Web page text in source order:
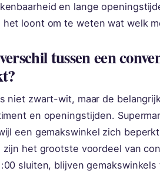
en lange
het loont om te weten wat welk
tussen een
niet zwart-wit, maar de
en openingstijden.
een gemakswinkel zich
het grootste voordeel van
sluiten, blijven